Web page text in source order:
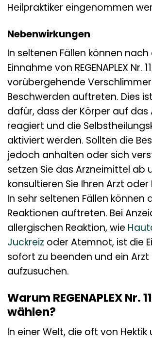
Heilpraktiker eingenommen
Nebenwirkungen
In seltenen Fällen können nach
Einnahme von REGENAPLEX Nr.
vorübergehende
Beschwerden auftreten. Dies
dafür, dass der Körper auf das
reagiert und die
aktiviert werden. Sollten die
jedoch anhalten oder sich
setzen Sie das Arzneimittel ab
konsultieren Sie Ihren Arzt oder
In sehr seltenen Fällen können
Reaktionen auftreten. Bei
allergischen Reaktion, wie
Juckreiz oder Atemnot, ist die
sofort zu beenden und ein Arzt
aufzusuchen.
Warum REGENAPLEX Nr.
wählen?
In einer Welt, die oft von Hektik